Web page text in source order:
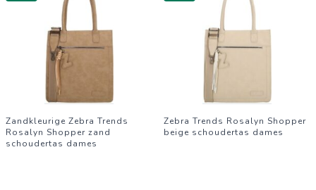
Zandkleurige Zebra Trends
Rosalyn Shopper zand
schoudertas dames
Zebra Trends Rosalyn Shopper
beige schoudertas dames